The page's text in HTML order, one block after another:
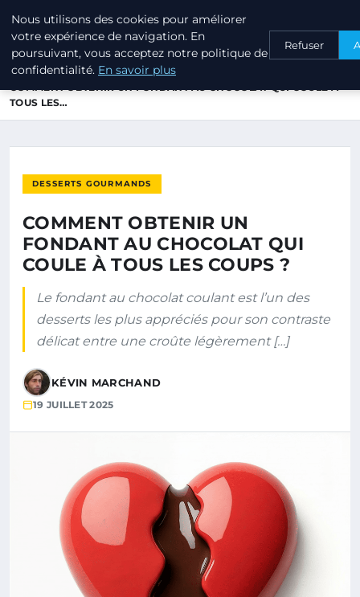
TRUFFE DU PERIGORD
ACCUEIL
DESSERTS GOURMANDS
COMMENT OBTENIR UN FONDANT AU CHOCOLAT QUI COULE À
TOUS LES…
DESSERTS GOURMANDS
COMMENT OBTENIR UN
FONDANT AU CHOCOLAT QUI
COULE À TOUS LES COUPS ?
Le fondant au chocolat coulant est l’un des
desserts les plus appréciés pour son contraste
délicat entre une croûte légèrement […]
KÉVIN MARCHAND
19 JUILLET 2025
Nous utilisons des cookies pour améliorer
votre expérience de navigation. En
poursuivant, vous acceptez notre politique de
confidentialité. En savoir plus
Refuser